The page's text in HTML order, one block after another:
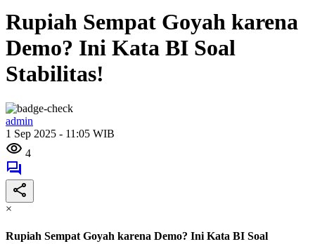
Rupiah Sempat Goyah karena
Demo? Ini Kata BI Soal
Stabilitas!
admin
1 Sep 2025 - 11:05 WIB
4
×
Rupiah Sempat Goyah karena Demo? Ini Kata BI Soal